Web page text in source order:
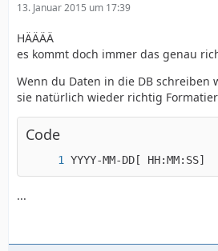
13. Januar 2015 um 17:39
HÄÄÄÄ
es kommt doch immer das genau
Wenn du Daten in die DB schreiben
sie natürlich wieder richtig
Code
YYYY-MM-DD[ HH:MM:SS]
...